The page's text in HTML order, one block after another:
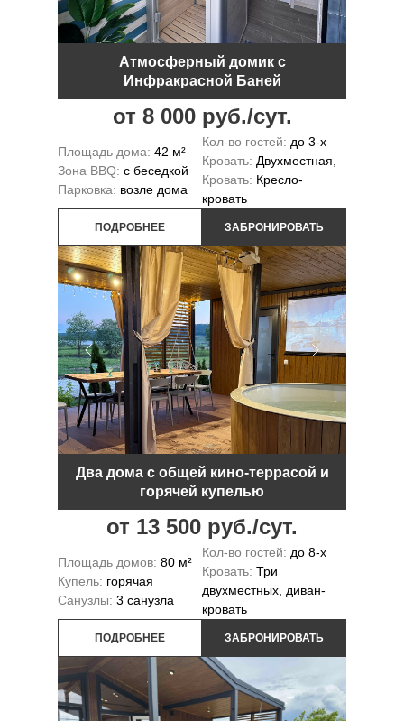
Атмосферный домик с
Инфракрасной Баней
от 8 000 руб./сут.
Площадь дома: 42 м²
Зона BBQ: с беседкой
Парковка: возле дома
Кол-во гостей: до 3-х
Кровать: Двухместная,
Кровать: Кресло-
кровать
ПОДРОБНЕЕ ЗАБРОНИРОВАТЬ
Два дома с общей кино-террасой и
горячей купелью
от 13 500 руб./сут.
Площадь домов: 80 м²
Купель: горячая
Санузлы: 3 санузла
Кол-во гостей: до 8-х
Кровать: Три
двухместных, диван-
кровать
ПОДРОБНЕЕ ЗАБРОНИРОВАТЬ